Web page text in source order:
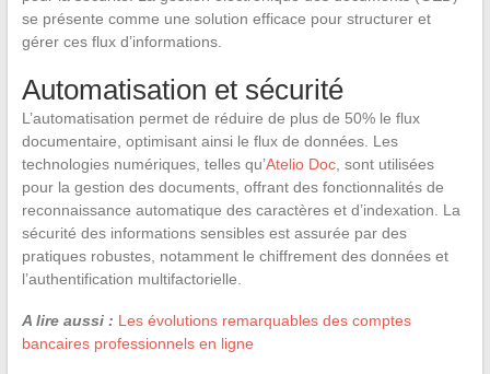
se présente comme une solution efficace pour structurer et
gérer ces flux d’informations.
Automatisation et sécurité
L’automatisation permet de réduire de plus de 50% le flux
documentaire, optimisant ainsi le flux de données. Les
technologies numériques, telles qu’Atelio Doc, sont utilisées
pour la gestion des documents, offrant des fonctionnalités de
reconnaissance automatique des caractères et d’indexation. La
sécurité des informations sensibles est assurée par des
pratiques robustes, notamment le chiffrement des données et
l’authentification multifactorielle.
A lire aussi : Les évolutions remarquables des comptes
bancaires professionnels en ligne